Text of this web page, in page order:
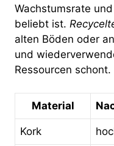
Wachstumsrate
beliebt ist.
alten Böden oder
und
Ressourcen schont.
Material
Kork